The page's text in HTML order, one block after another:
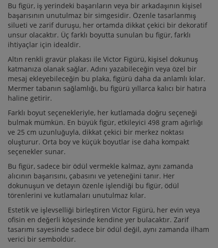
Bu figür, iş yerindeki başarıların veya bir arkadaşının kişisel
başarısının unutulmaz bir simgesidir. Özenle tasarlanmış
silueti ve zarif duruşu, her ortamda dikkat çekici bir dekoratif
unsur olacaktır. Üç farklı boyutta sunulan bu figür, farklı
ihtiyaçlar için idealdir.
Altın renkli gravür plakası ile Victor Figürü, kişisel dokunuş
katmanıza olanak sağlar. Adını yazabileceğin veya özel bir
mesaj ekleyebileceğin bu plaka, figürü daha da anlamlı kılar.
Mermer tabanın sağlamlığı, bu figürü yıllarca kalıcı bir hatıra
haline getirir.
Farklı boyut seçenekleriyle, her kutlamada doğru seçeneği
bulmak mümkün. En büyük figür, etkileyici 498 gram ağırlığı
ve 25 cm uzunluğuyla, dikkat çekici bir merkez noktası
oluşturur. Orta boy ve küçük boyutlar ise daha kompakt
seçenekler sunar.
Bu figür, sadece bir ödül vermekle kalmaz, aynı zamanda
alıcının başarısını, çabasını ve yeteneğini tanır. Her
dokunuşun ve detayın özenle işlendiği bu figür, ödül
törenlerini ve kutlamaları unutulmaz kılar.
Estetik ve işlevselliği birleştiren Victor Figürü, her evin veya
ofisin en değerli köşesinde kendine yer bulacaktır. Zarif
tasarımı sayesinde sadece bir ödül değil, aynı zamanda ilham
verici bir semboldür.